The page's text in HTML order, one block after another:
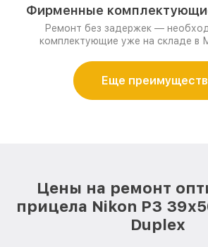
Фирменные
Ремонт без задержек —
комплектующие уже на складе в
Еще
Цены на ремонт
прицела Nikon P3
Duplex